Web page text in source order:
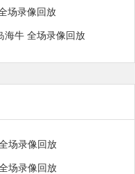
场录像回放
海牛 全场录像回放
场录像回放
场录像回放